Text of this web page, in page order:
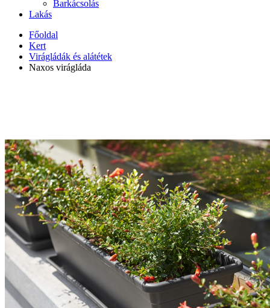
Barkácsolás
Lakás
Főoldal
Kert
Virágládák és alátétek
Naxos virágláda